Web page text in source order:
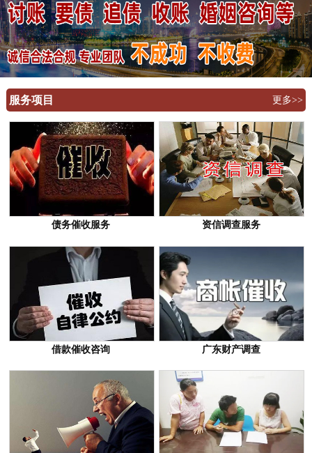
服务项目 更多>>
债务催收服务 资信调查服务
借款催收咨询 广东财产调查